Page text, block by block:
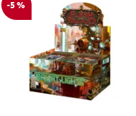
-5 %